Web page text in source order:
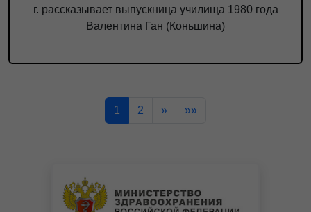
г. рассказывает выпускница училища 1980 года
Валентина Ган (Коньшина)
1 2 » »»